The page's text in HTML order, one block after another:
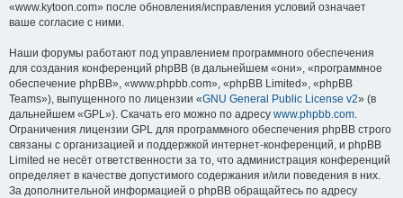
«www.kytoon.com» после обновления/исправления условий означает
ваше согласие с ними.
Наши форумы работают под управлением программного обеспечения
для создания конференций phpBB (в дальнейшем «они», «программное
обеспечение phpBB», «www.phpbb.com», «phpBB Limited», «phpBB
Teams»), выпущенного по лицензии «GNU General Public License v2» (в
дальнейшем «GPL»). Скачать его можно по адресу www.phpbb.com.
Ограничения лицензии GPL для программного обеспечения phpBB строго
связаны с организацией и поддержкой интернет-конференций, и phpBB
Limited не несёт ответственности за то, что администрация конференций
определяет в качестве допустимого содержания и/или поведения в них.
За дополнительной информацией о phpBB обращайтесь по адресу